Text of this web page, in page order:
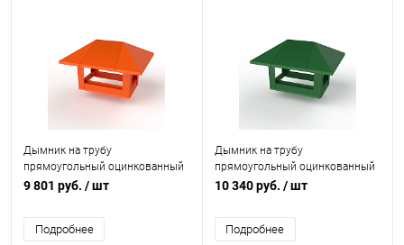
Дымник на трубу
прямоугольный оцинкованный
с полимерным покрытием до
9 801 руб. / шт
Подробнее
Дымник на трубу
прямоугольный оцинкованный
с полимерным покрытием до
10 340 руб. / шт
Подробнее